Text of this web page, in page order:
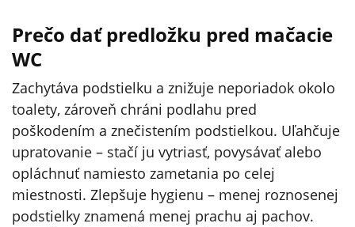
Prečo dať predložku pred mačacie
WC
Zachytáva podstielku a znižuje neporiadok okolo
toalety, zároveň chráni podlahu pred
poškodením a znečistením podstielkou. Uľahčuje
upratovanie – stačí ju vytriasť, povysávať alebo
opláchnuť namiesto zametania po celej
miestnosti. Zlepšuje hygienu – menej roznosenej
podstielky znamená menej prachu aj pachov.